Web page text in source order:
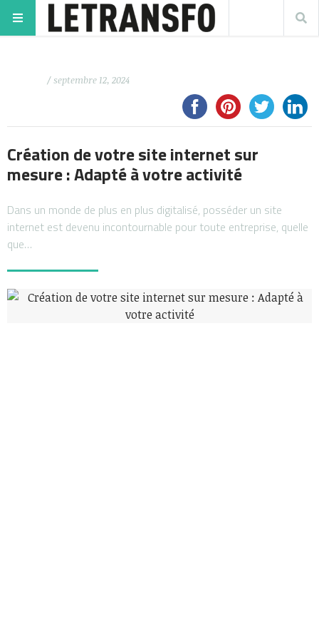
/ septembre 12, 2024
Création de votre site internet sur
mesure : Adapté à votre activité
Dans un monde de plus en plus digitalisé, posséder un site
internet est devenu incontournable pour toute entreprise, quelle
que…